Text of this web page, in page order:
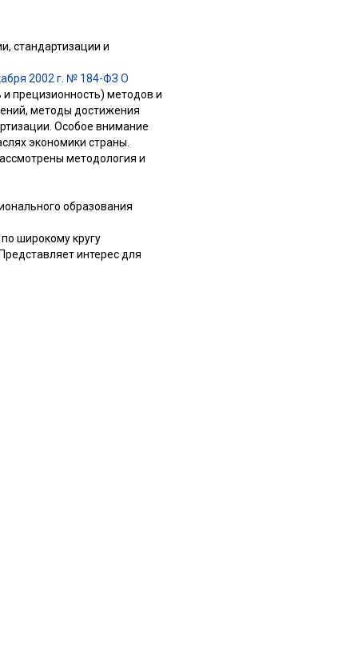
стандартизации и
2002 г. № 184-ФЗ О
прецизионность) методов и
методы достижения
Особое внимание
экономики страны.
методология и
образования
широкому кругу
интерес для